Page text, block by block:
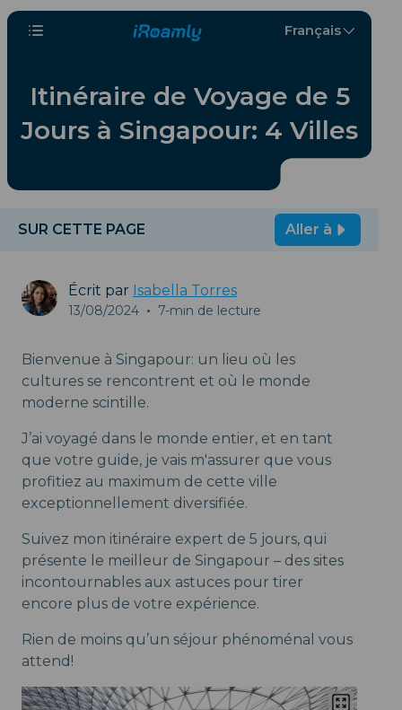
Français
Itinéraire de Voyage de 5
Jours à Singapour: 4 Villes
SUR CETTE PAGE Aller à
Écrit par Isabella Torres
13/08/2024 • 7-min de lecture
Bienvenue à Singapour: un lieu où les
cultures se rencontrent et où le monde
moderne scintille.
J’ai voyagé dans le monde entier, et en tant
que votre guide, je vais m'assurer que vous
profitiez au maximum de cette ville
exceptionnellement diversifiée.
Suivez mon itinéraire expert de 5 jours, qui
présente le meilleur de Singapour – des sites
incontournables aux astuces pour tirer
encore plus de votre expérience.
Rien de moins qu’un séjour phénoménal vous
attend!